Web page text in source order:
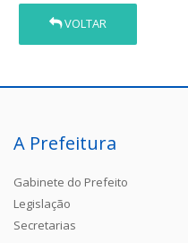
VOLTAR
A Prefeitura
Gabinete do Prefeito
Legislação
Secretarias